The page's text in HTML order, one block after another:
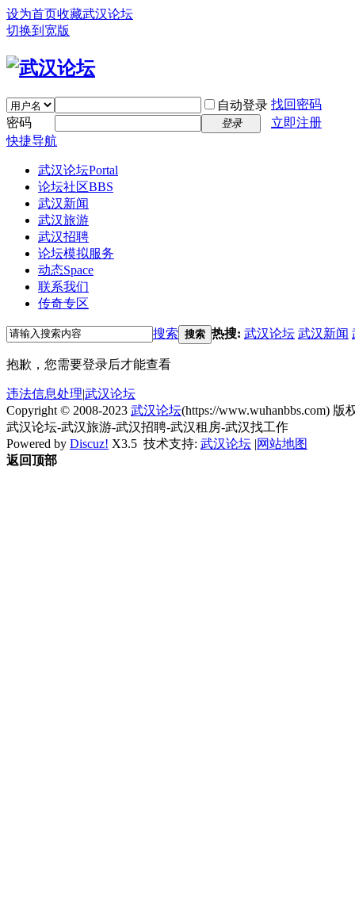
设为首页收藏武汉论坛
切换到宽版
自动登录 找回密码
密码
登录
立即注册
快捷导航
武汉论坛Portal
论坛社区BBS
武汉新闻
武汉旅游
武汉招聘
论坛模拟服务
动态Space
联系我们
传奇专区
搜索 搜索 热搜: 武汉论坛 武汉新闻
抱歉，您需要登录后才能查看
违法信息处理|武汉论坛
Copyright © 2008-2023 武汉论坛(https://www.wuhanbbs.com) 版
武汉论坛-武汉旅游-武汉招聘-武汉租房-武汉找工作
Powered by Discuz! X3.5 技术支持: 武汉论坛 |网站地图
返回顶部